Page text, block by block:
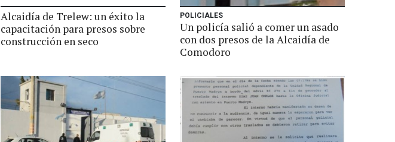
Alcaidía de Trelew: un éxito la
capacitación para presos sobre
construcción en seco
POLICIALES
Un policía salió a comer un asado
con dos presos de la Alcaidía de
Comodoro